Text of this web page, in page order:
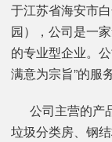
于江苏省海安市
园），公司是一
的专业型企业。
满意为宗旨”的服
公司主营的产
垃圾分类房、钢